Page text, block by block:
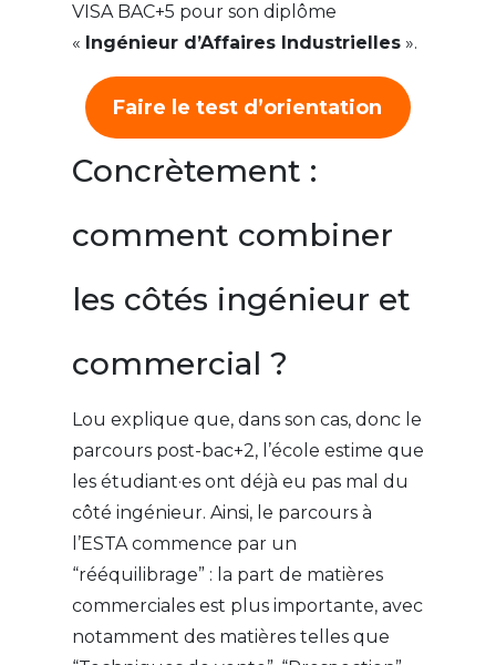
VISA BAC+5 pour son diplôme
« Ingénieur d’Affaires Industrielles».
Faire le test d’orientation
Concrètement :
comment combiner
les côtés ingénieur et
commercial ?
Lou explique que, dans son cas, donc le
parcours post-bac+2, l’école estime que
les étudiant·es ont déjà eu pas mal du
côté ingénieur. Ainsi, le parcours à
l’ESTA commence par un
“rééquilibrage” : la part de matières
commerciales est plus importante, avec
notamment des matières telles que